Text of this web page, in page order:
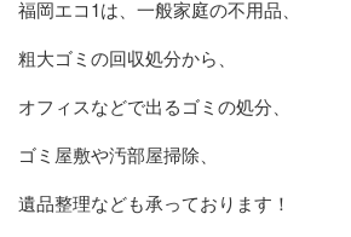
福岡エコ1は、一般家庭の不用品、
粗大ゴミの回収処分から、
オフィスなどで出るゴミの処分、
ゴミ屋敷や汚部屋掃除、
遺品整理なども承っております！